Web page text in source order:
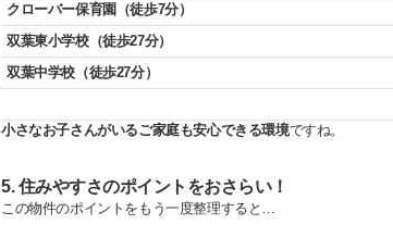
クローバー保育園（徒歩7分）
双葉東小学校（徒歩27分）
双葉中学校（徒歩27分）
小さなお子さんがいるご家庭も安心できる環境ですね。
5. 住みやすさのポイントをおさらい！
この物件のポイントをもう一度整理すると…